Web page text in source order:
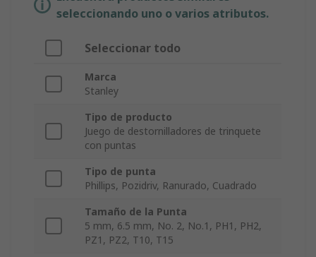
seleccionando uno o varios atributos.
Seleccionar todo
Marca
Stanley
Tipo de producto
Juego de destornilladores de trinquete
con puntas
Tipo de punta
Phillips, Pozidriv, Ranurado, Cuadrado
Tamaño de la Punta
5 mm, 6.5 mm, No. 2, No.1, PH1, PH2,
PZ1, PZ2, T10, T15